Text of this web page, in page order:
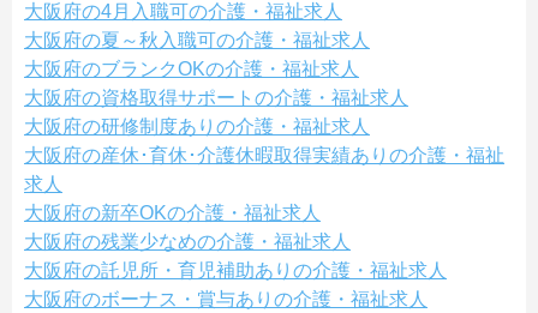
大阪府の4月入職可の介護・福祉求人
大阪府の夏～秋入職可の介護・福祉求人
大阪府のブランクOKの介護・福祉求人
大阪府の資格取得サポートの介護・福祉求人
大阪府の研修制度ありの介護・福祉求人
大阪府の産休･育休･介護休暇取得実績ありの介護・福祉
求人
大阪府の新卒OKの介護・福祉求人
大阪府の残業少なめの介護・福祉求人
大阪府の託児所・育児補助ありの介護・福祉求人
大阪府のボーナス・賞与ありの介護・福祉求人